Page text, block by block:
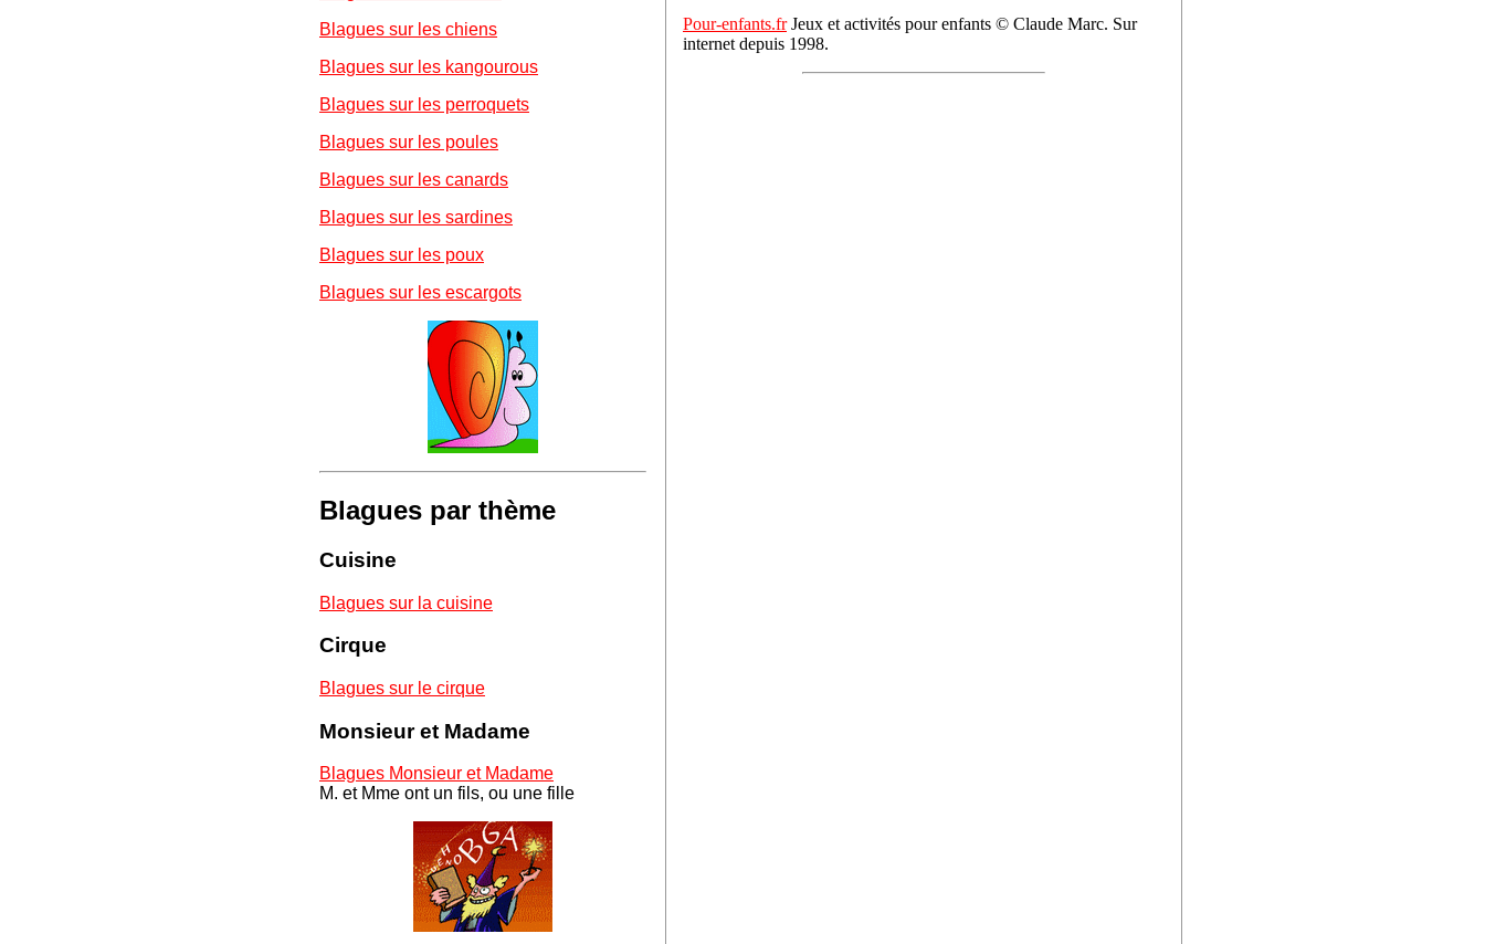
Blagues sur les chiens
Blagues sur les kangourous
Blagues sur les perroquets
Blagues sur les poules
Blagues sur les canards
Blagues sur les sardines
Blagues sur les poux
Blagues sur les escargots
Blagues par thème
Cuisine
Blagues sur la cuisine
Cirque
Blagues sur le cirque
Monsieur et Madame
Blagues Monsieur et Madame
M. et Mme ont un fils, ou une fille
Pour-enfants.frJeux et activités pour enfants © Claude Marc. Sur
internet depuis 1998.